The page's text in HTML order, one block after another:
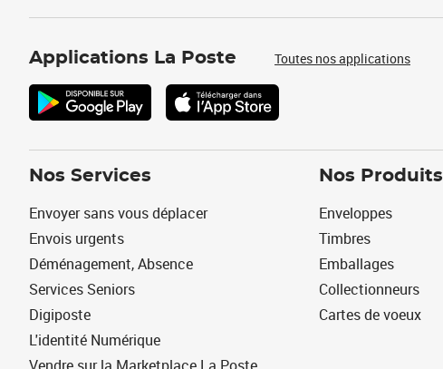
Applications La Poste Toutes nos applications
Nos Services
Envoyer sans vous déplacer
Envois urgents
Déménagement, Absence
Services Seniors
Digiposte
L'identité Numérique
Nos Produits
Enveloppes
Timbres
Emballages
Collectionneurs
Cartes de voeux